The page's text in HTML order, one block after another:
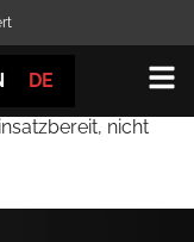
DE
nicht